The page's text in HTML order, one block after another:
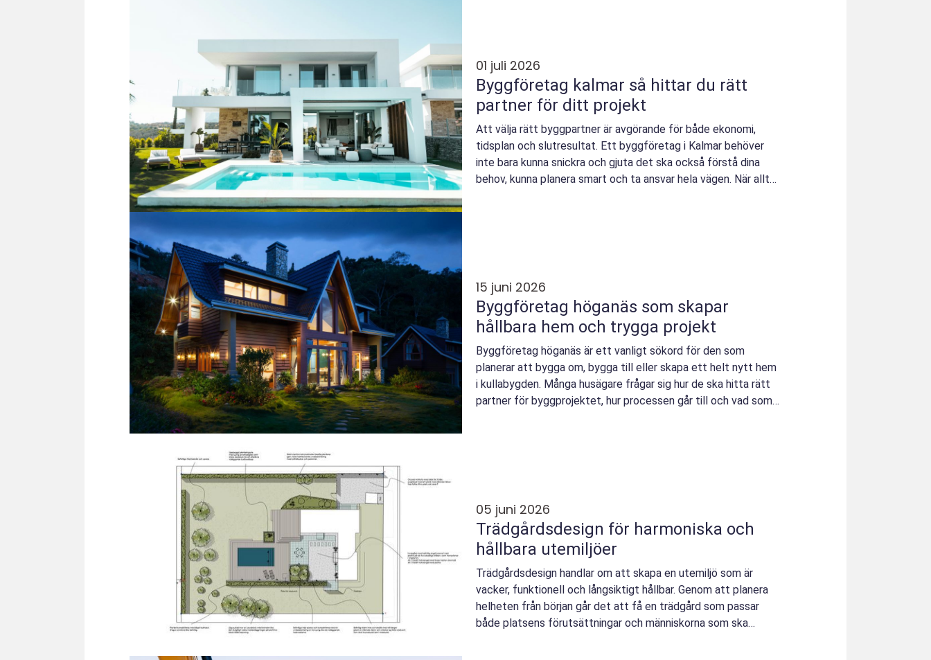
01 juli 2026
Byggföretag kalmar så hittar du rätt
partner för ditt projekt
Att välja rätt byggpartner är avgörande för både ekonomi,
tidsplan och slutresultat. Ett byggföretag i Kalmar behöver
inte bara kunna snickra och gjuta det ska också förstå dina
behov, kunna planera smart och ta ansvar hela vägen. När allt
15 juni 2026
Byggföretag höganäs som skapar
hållbara hem och trygga projekt
Byggföretag höganäs är ett vanligt sökord för den som
planerar att bygga om, bygga till eller skapa ett helt nytt hem
i kullabygden. Många husägare frågar sig hur de ska hitta rätt
partner för byggprojektet, hur processen går till och vad som
05 juni 2026
Trädgårdsdesign för harmoniska och
hållbara utemiljöer
Trädgårdsdesign handlar om att skapa en utemiljö som är
vacker, funktionell och långsiktigt hållbar. Genom att planera
helheten från början går det att få en trädgård som passar
både platsens förutsättningar och människorna som ska